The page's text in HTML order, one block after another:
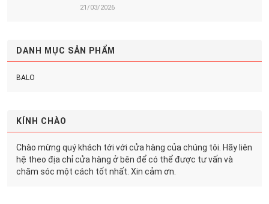
21/03/2026
DANH MỤC SẢN PHẨM
BALO
KÍNH CHÀO
Chào mừng quý khách tới với cửa hàng của chúng tôi. Hãy liên
hệ theo địa chỉ cửa hàng ở bên để có thể được tư vấn và
chăm sóc một cách tốt nhất. Xin cảm ơn.